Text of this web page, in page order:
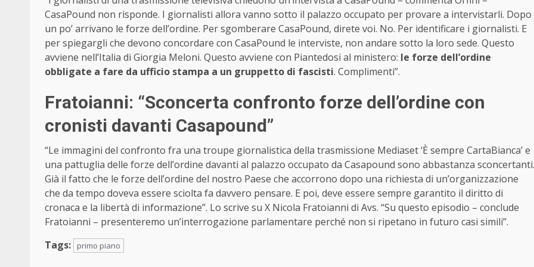
CasaPound non risponde. I giornalisti allora vanno sotto il palazzo occupato per provare a intervistarli. Dopo
un po’ arrivano le forze dell’ordine. Per sgomberare CasaPound, direte voi. No. Per identificare i giornalisti. E
per spiegargli che devono concordare con CasaPound le interviste, non andare sotto la loro sede. Questo
avviene nell’Italia di Giorgia Meloni. Questo avviene con Piantedosi al ministero: le forze dell’ordine
obbligate a fare da ufficio stampa a un gruppetto di fascisti. Complimenti”.
Fratoianni: “Sconcerta confronto forze dell’ordine con
cronisti davanti Casapound”
“Le immagini del confronto fra una troupe giornalistica della trasmissione Mediaset ‘È sempre CartaBianca’ e
una pattuglia delle forze dell’ordine davanti al palazzo occupato da Casapound sono abbastanza sconcertanti.
Già il fatto che le forze dell’ordine del nostro Paese che accorrono dopo una richiesta di un’organizzazione
che da tempo doveva essere sciolta fa davvero pensare. E poi, deve essere sempre garantito il diritto di
cronaca e la libertà di informazione”. Lo scrive su X Nicola Fratoianni di Avs. “Su questo episodio – conclude
Fratoianni – presenteremo un’interrogazione parlamentare perché non si ripetano in futuro casi simili”.
Tags:
primo piano